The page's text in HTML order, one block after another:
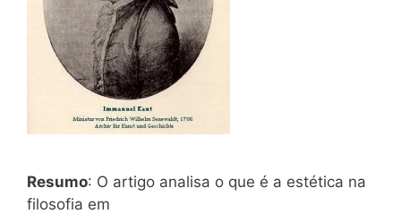
Resumo: O artigo analisa o que é a estética na
filosofia em